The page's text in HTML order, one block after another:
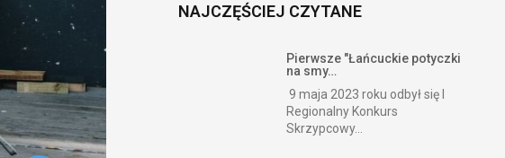
NAJCZĘŚCIEJ CZYTANE
Pierwsze "Łańcuckie potyczki
na smy…
9 maja 2023 roku odbył się I
Regionalny Konkurs
Skrzypcowy...